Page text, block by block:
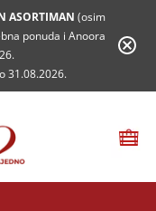
ASORTIMAN (osim
ponuda i Anoora
31.08.2026.